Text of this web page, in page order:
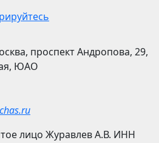
проспект Андропова, 29,
ЮАО
лицо Журавлев А.В. ИНН